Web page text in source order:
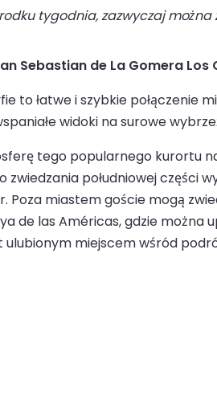
tygodnia, zazwyczaj można
Sebastian de La Gomera
to łatwe i szybkie połączenie
widoki na surowe
tego popularnego kurortu
południowej części
miastem goście mogą
de las Américas, gdzie można
ulubionym miejscem wśród